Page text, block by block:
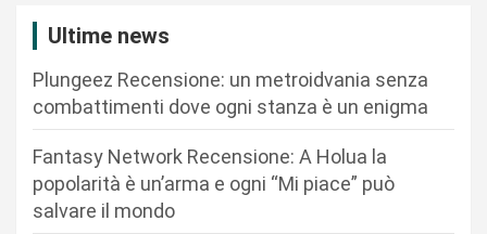
Ultime news
Plungeez Recensione: un metroidvania senza
combattimenti dove ogni stanza è un enigma
Fantasy Network Recensione: A Holua la
popolarità è un’arma e ogni “Mi piace” può
salvare il mondo